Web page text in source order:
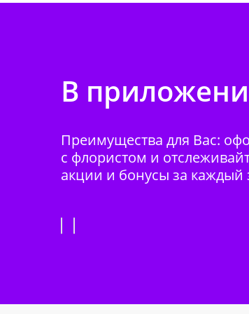
В
Преимущества для Вас:
с флористом и
акции и бонусы за каждый